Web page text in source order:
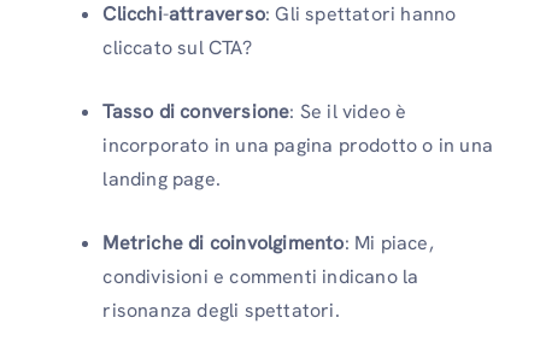
Clicchi-attraverso: Gli spettatori hanno
cliccato sul CTA?
Tasso di conversione: Se il video è
incorporato in una pagina prodotto o in una
landing page.
Metriche di coinvolgimento: Mi piace,
condivisioni e commenti indicano la
risonanza degli spettatori.